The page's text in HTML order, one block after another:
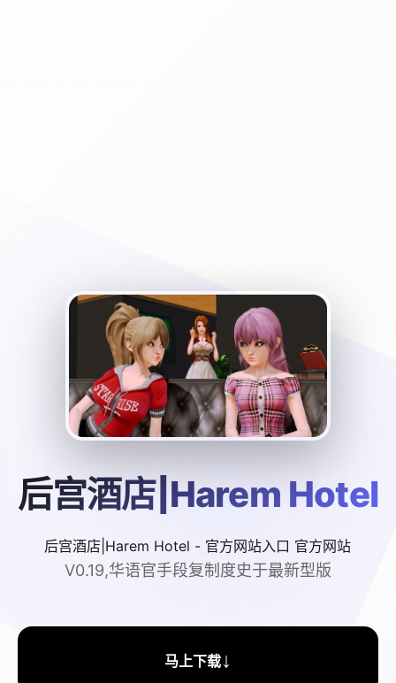
后宫酒店|Harem Hotel
后宫酒店|Harem Hotel - 官方网站入口 官方网站
V0.19,华语官手段复制度史于最新型版
马上下载↓